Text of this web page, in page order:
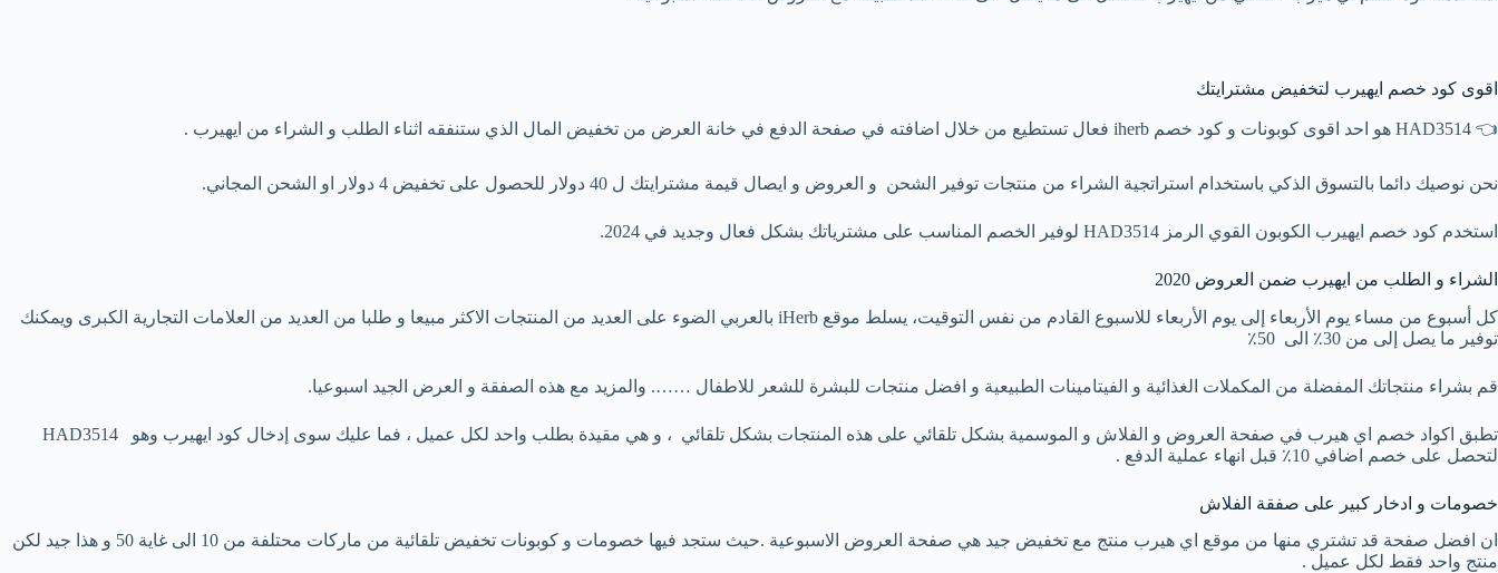
اقوى كود خصم ايهيرب لتخفيض مشترايتك
👈 HAD3514 هو احد اقوى كوبونات و كود خصم iherb فعال تستطيع من خلال اضافته في صفحة الدفع في خانة العرض من تخفيض المال الذي ستنفقه اثناء الطلب و الشراء من ايهيرب .
نحن نوصيك دائما بالتسوق الذكي باستخدام استراتجية الشراء من منتجات توفير الشحن و العروض و ايصال قيمة مشترايتك ل 40 دولار للحصول على تخفيض 4 دولار او الشحن المجاني.
استخدم كود خصم ايهيرب الكوبون القوي الرمز HAD3514 لوفير الخصم المناسب على مشترياتك بشكل فعال وجديد في 2024.
الشراء و الطلب من ايهيرب ضمن العروض 2020
كل أسبوع من مساء يوم الأربعاء إلى يوم الأربعاء للاسبوع القادم من نفس التوقيت، يسلط موقع iHerb بالعربي الضوء على العديد من المنتجات الاكثر مبيعا و طلبا من العديد من العلامات التجارية الكبرى ويمكنك
توفير ما يصل إلى من 30٪ الى 50٪
قم بشراء منتجاتك المفضلة من المكملات الغذائية و الفيتامينات الطبيعية و افضل منتجات للبشرة للشعر للاطفال ……. والمزيد مع هذه الصفقة و العرض الجيد اسبوعيا.
تطبق اكواد خصم اي هيرب في صفحة العروض و الفلاش و الموسمية بشكل تلقائي على هذه المنتجات بشكل تلقائي ، و هي مقيدة بطلب واحد لكل عميل ، فما عليك سوى إدخال كود ايهيرب وهو HAD3514
لتحصل على خصم اضافي 10٪ قبل انهاء عملية الدفع .
خصومات و ادخار كبير على صفقة الفلاش
ان افضل صفحة قد تشتري منها من موقع اي هيرب منتج مع تخفيض جيد هي صفحة العروض الاسبوعية .حيث ستجد فيها خصومات و كوبونات تخفيض تلقائية من ماركات محتلفة من 10 الى غاية 50 و هذا جيد لكن
منتج واحد فقط لكل عميل .